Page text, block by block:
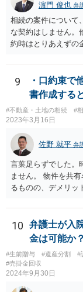
濵門 俊也 弁
相続の案件について
な契約はしません。
約時はとりあえずの
あり得ます。 今後
が納得できる説明
9
・口約束で
書作成する
#不動産・土地の相続 #
2023年3月16日
佐野 就平 弁
言葉足らずでした。
ません。 物件を共
るものの、デメリッ
10
弁護士が入
金は可能か？
#生前贈与 #遺産分割 #
#売掛金回収
2024年9月30日